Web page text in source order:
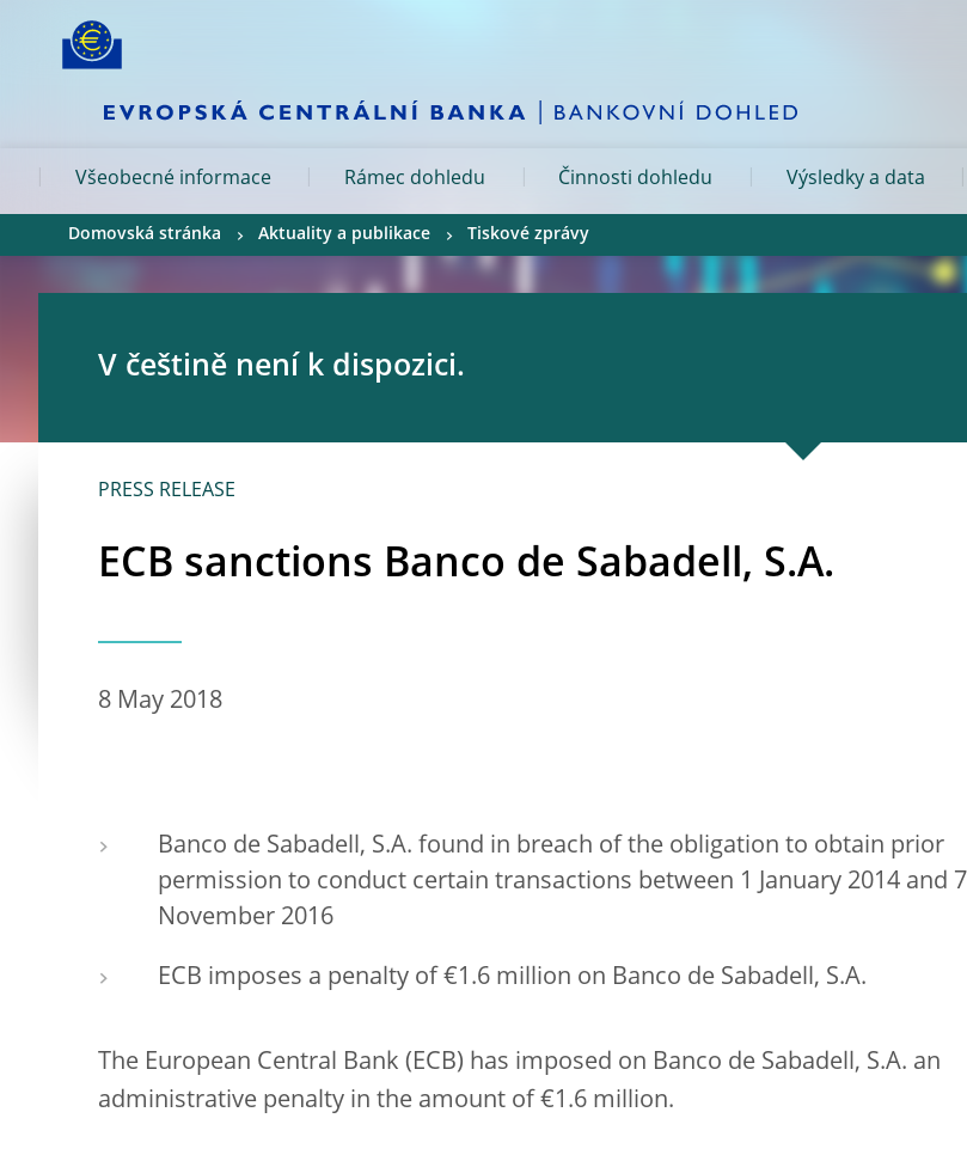
Skip to:
Všeobecné informace Rámec dohledu Činnosti dohledu Výsledky a data
Domovská stránka Aktuality a publikace Tiskové zprávy
V češtině není k dispozici.
PRESS RELEASE
ECB sanctions Banco de Sabadell, S.A.
8 May 2018
Banco de Sabadell, S.A. found in breach of the obligation to obtain prior
permission to conduct certain transactions between 1 January 2014 and 7
November 2016
ECB imposes a penalty of €1.6 million on Banco de Sabadell, S.A.
The European Central Bank (ECB) has imposed on Banco de Sabadell, S.A. an
administrative penalty in the amount of €1.6 million.